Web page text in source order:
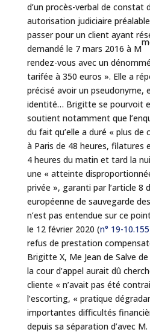
d’un procès-verbal de constat
autorisation judiciaire
passer pour un client ayant
demandé le 7 mars 2016 à M
rendez-vous avec un
tarifée à 350 euros ». Elle a
précisé avoir un pseudonyme,
identité… Brigitte se pourvoit
soutient notamment que
du fait qu’elle a duré « plus de
à Paris de 48 heures, filatures
4 heures du matin et tard la
une « atteinte
privée », garanti par l’article 8
européenne de sauvegarde
n’est pas entendue sur ce
le 12 février 2020 (n° 19-10.155
refus de prestation
Brigitte X, Me Jean de Salve
la cour d’appel aurait dû
cliente « n’avait pas été
l’escorting, « pratique
importantes difficultés
depuis sa séparation d’avec M.